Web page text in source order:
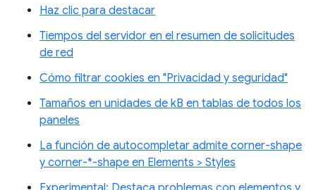
Haz clic para destacar
Tiempos del servidor en el resumen de solicitudes
de red
Cómo filtrar cookies en "Privacidad y seguridad"
Tamaños en unidades de kB en tablas de todos los
paneles
La función de autocompletar admite corner-shape
y corner-*-shape en Elements > Styles